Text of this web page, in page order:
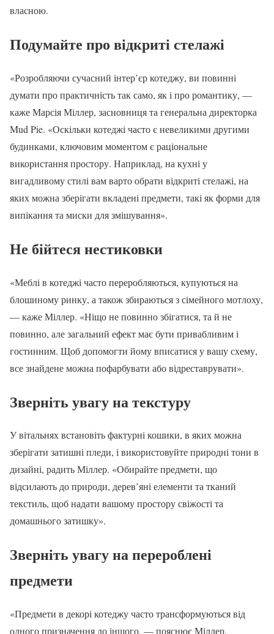
власною.
Подумайте про відкриті стелажі
«Розробляючи сучасний інтер’єр котеджу, ви повинні
думати про практичність так само, як і про романтику, —
каже Марсія Міллер, засновниця та генеральна директорка
Mud Pie. «Оскільки котеджі часто є невеликими другими
будинками, ключовим моментом є раціональне
використання простору. Наприклад, на кухні у
вигадливому стилі вам варто обрати відкриті стелажі, на
яких можна зберігати вкладені предмети, такі як форми для
випікання та миски для змішування».
Не бійтеся нестиковки
«Меблі в котеджі часто переробляються, купуються на
блошиному ринку, а також збираються з сімейного мотлоху,
— каже Міллер. «Ніщо не повинно збігатися, та й не
повинно, але загальний ефект має бути привабливим і
гостинним. Щоб допомогти йому вписатися у вашу схему,
все знайдене можна пофарбувати або відреставрувати».
Зверніть увагу на текстуру
У вітальнях встановіть фактурні кошики, в яких можна
зберігати затишні пледи, і використовуйте природні тони в
дизайні, радить Міллер. «Обирайте предмети, що
відсилають до природи, дерев’яні елементи та тканий
текстиль, щоб надати вашому простору свіжості та
домашнього затишку».
Зверніть увагу на перероблені
предмети
«Предмети в декорі котеджу часто трансформуються від
одного призначення до іншого, — пояснює Міллер.